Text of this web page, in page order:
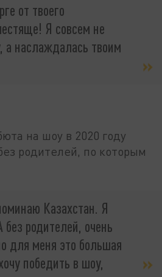
от твоего
Я совсем не
а наслаждалась твоим
на шоу в 2020 году
родителей, по которым
Казахстан. Я
родителей, очень
для меня это большая
победить в шоу,